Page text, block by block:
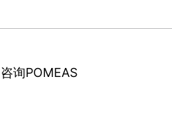
咨询POMEAS